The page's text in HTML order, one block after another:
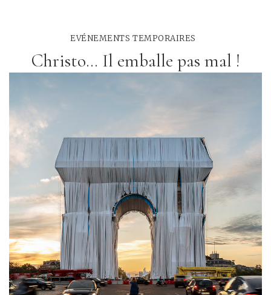
EVÉNEMENTS TEMPORAIRES
Christo… Il emballe pas mal !